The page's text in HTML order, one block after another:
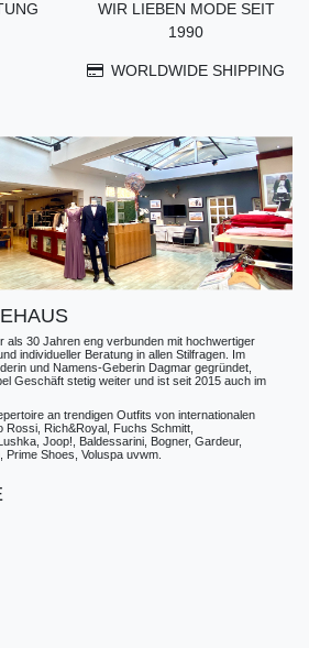
WIR LIEBEN MODE SEIT
1990
WORLDWIDE SHIPPING
als 30 Jahren eng verbunden mit hochwertiger
individueller Beratung in allen Stilfragen. Im
und Namens-Geberin Dagmar gegründet,
Geschäft stetig weiter und ist seit 2015 auch im
an trendigen Outfits von internationalen
Rossi, Rich&Royal, Fuchs Schmitt,
Joop!, Baldessarini, Bogner, Gardeur,
Prime Shoes, Voluspa uvwm.